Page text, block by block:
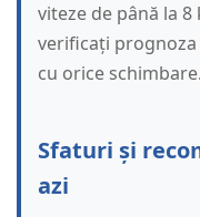
viteze de până la
verificați
cu orice schimbare.
Sfaturi și
azi